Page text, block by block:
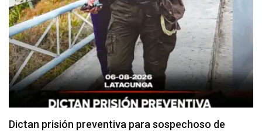
Usuarios madrugan y hacen largas filas para